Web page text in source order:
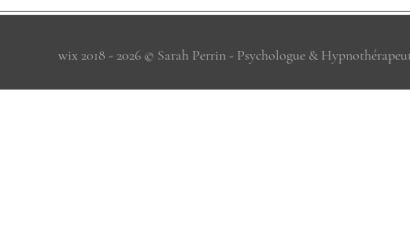
wix 2018 - 2026 © Sarah Perrin - Psychologue &